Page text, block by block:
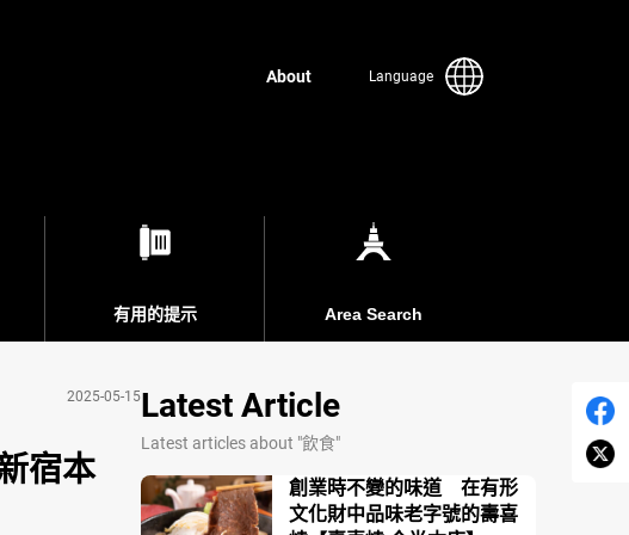
About Language
有用的提示 Area Search
2025-05-15
宿本
Latest Article
Latest articles about "飲食"
創業時不變的味道 在有形
文化財中品味老字號的壽喜